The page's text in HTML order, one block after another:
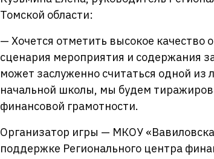
Томской области:
— Хочется отметить высокое качество
сценария мероприятия и содержания
может заслуженно считаться одной
начальной школы, мы будем
финансовой грамотности.
Организатор игры — МКОУ
поддержке Регионального центра